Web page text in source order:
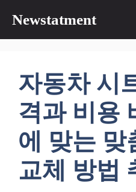
츠
Newstatment
자동차 시
격과 비용
에 맞는 맞
교체 방법